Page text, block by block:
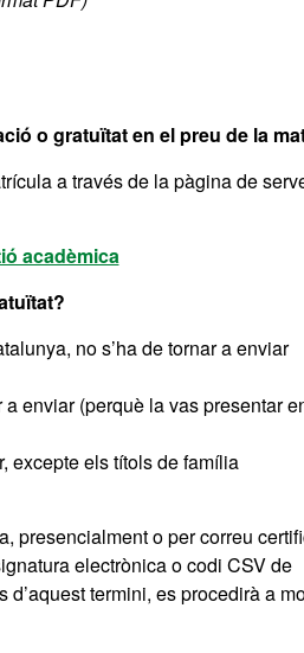
o gratuïtat en el preu de la
a través de la pàgina de
acadèmica
no s’ha de tornar a enviar
enviar (perquè la vas presentar
excepte els títols de família
presencialment o per correu
electrònica o codi CSV de
termini, es procedirà a